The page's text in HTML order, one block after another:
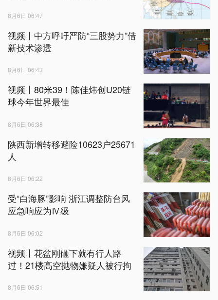
8月6日 06:47
视频丨中方呼吁严防“三股势力”借
新技术渗透
8月6日 06:43
视频丨80米39！陈佳炜创U20链
球今年世界最佳
8月6日 06:38
陕西新增转移避险10623户25671
人
8月6日 06:22
受“白海豚”影响 浙江调整防台风
应急响应为Ⅳ级
8月6日 06:02
视频丨花盆刚砸下就有行人路
过！21楼高空抛物嫌疑人被行拘
8月6日 06:51